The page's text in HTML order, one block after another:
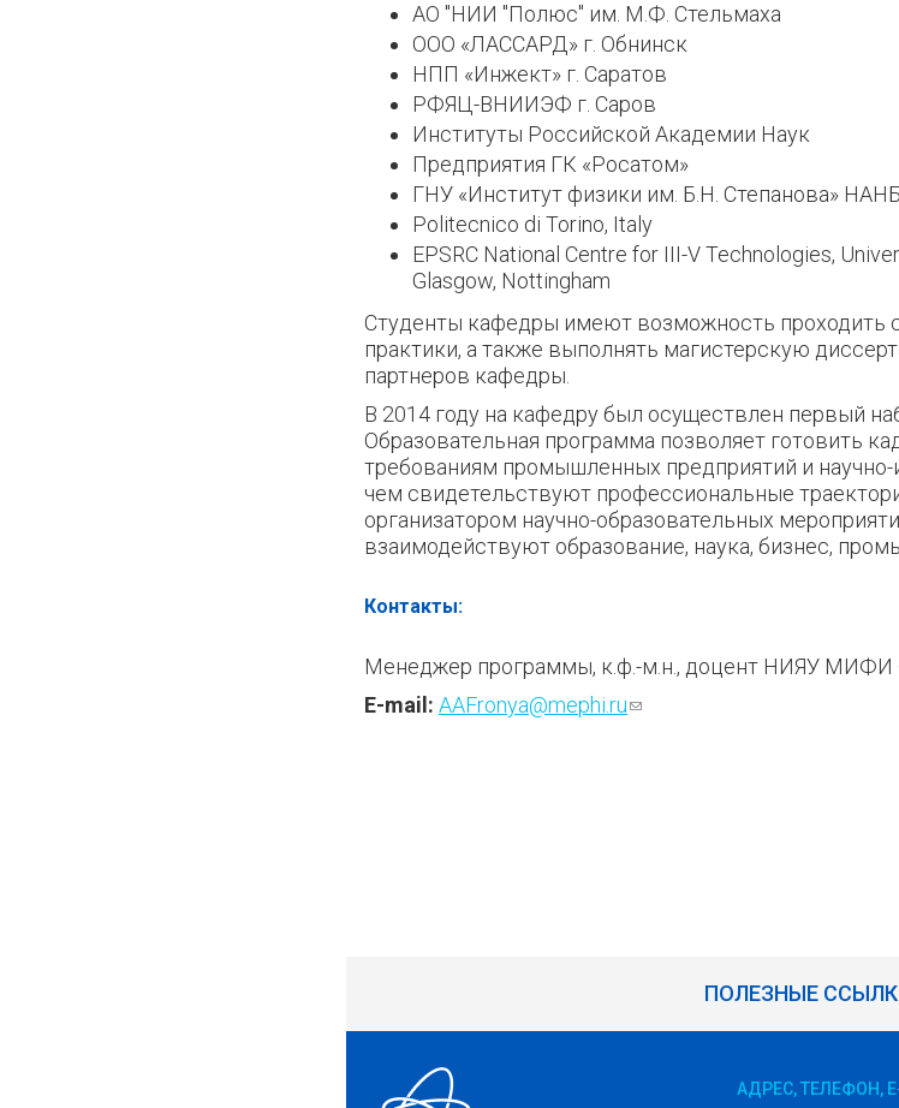
АО "НИИ "Полюс" им. М.Ф. Стельмаха
ООО «ЛАССАРД» г. Обнинск
НПП «Инжект» г. Саратов
РФЯЦ-ВНИИЭФ г. Саров
Институты Российской Академии Наук
Предприятия ГК «Росатом»
ГНУ «Институт физики им. Б.Н. Степанова» НАНБ
Politecnico di Torino, Italy
EPSRC National Centre for III-V Technologies,
Glasgow, Nottingham
Студенты кафедры имеют возможность проходить
практики, а также выполнять магистерскую
партнеров кафедры.
В 2014 году на кафедру был осуществлен первый
Образовательная программа позволяет готовить
требованиям промышленных предприятий и научно-
чем свидетельствуют профессиональные
организатором научно-образовательных
взаимодействуют образование, наука, бизнес,
Контакты:
Менеджер программы, к.ф.-м.н., доцент НИЯУ МИФИ
E-mail: AAFronya@mephi.ru(ссылка для отправки email)
ПОЛЕЗНЫЕ
АДРЕС, ТЕЛЕФОН,